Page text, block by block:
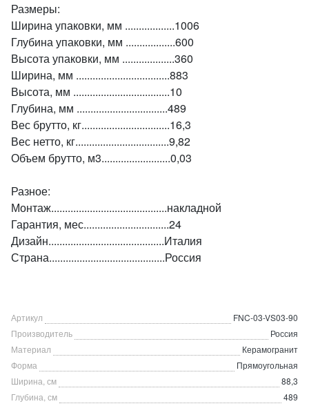
Размеры:
Ширина упаковки, мм ..................1006
Глубина упаковки, мм ..................600
Высота упаковки, мм ...................360
Ширина, мм ..................................883
Высота, мм ...................................10
Глубина, мм .................................489
Вес брутто, кг................................16,3
Вес нетто, кг..................................9,82
Объем брутто, м3.........................0,03
Разное:
Монтаж..........................................накладной
Гарантия, мес...............................24
Дизайн..........................................Италия
Страна..........................................Россия
Артикул
FNC-03-VS03-90
Производитель
Россия
Материал
Керамогранит
Форма
Прямоугольная
Ширина, см
88,3
Глубина, см
489